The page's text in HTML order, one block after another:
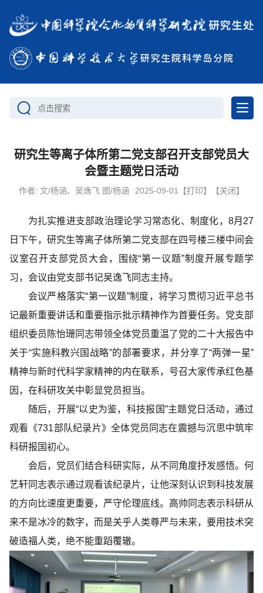
点击搜索
研究生等离子体所第二党支部召开支部党员大
会暨主题党日活动
作者:文/杨涵、吴逸飞 图/杨涵 2025-09-01 【打印】 【关闭】
为扎实推进支部政治理论学习常态化、制度化，8月27
日下午，研究生等离子体所第二党支部在四号楼三楼中间会
议室召开支部党员大会，围绕“第一议题”制度开展专题学
习，会议由党支部书记吴逸飞同志主持。
会议严格落实“第一议题”制度，将学习贯彻习近平总书
记最新重要讲话和重要指示批示精神作为首要任务。党支部
组织委员陈怡珊同志带领全体党员重温了党的二十大报告中
关于“实施科教兴国战略”的部署要求，并分享了“两弹一星”
精神与新时代科学家精神的内在联系，号召大家传承红色基
因，在科研攻关中彰显党员担当。
随后，开展“以史为鉴，科技报国”主题党日活动，通过
观看《731部队纪录片》全体党员同志在震撼与沉思中筑牢
科研报国初心。
会后，党员们结合科研实际，从不同角度抒发感悟。何
艺轩同志表示通过观看该纪录片，让他深刻认识到科技发展
的方向比速度更重要，严守伦理底线。高帅同志表示科研从
来不是冰冷的数字，而是关乎人类尊严与未来，要用技术突
破造福人类，绝不能重蹈覆辙。